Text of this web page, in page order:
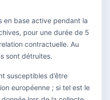
en base active pendant la
pour une durée de 5
contractuelle. Au
sont détruites.
susceptibles d’être
européenne ; si tel est le